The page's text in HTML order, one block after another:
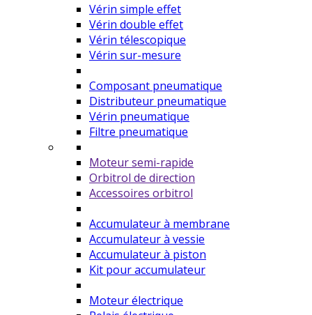
Vérin simple effet
Vérin double effet
Vérin télescopique
Vérin sur-mesure
Composant pneumatique
Distributeur pneumatique
Vérin pneumatique
Filtre pneumatique
Moteur semi-rapide
Orbitrol de direction
Accessoires orbitrol
Accumulateur à membrane
Accumulateur à vessie
Accumulateur à piston
Kit pour accumulateur
Moteur électrique